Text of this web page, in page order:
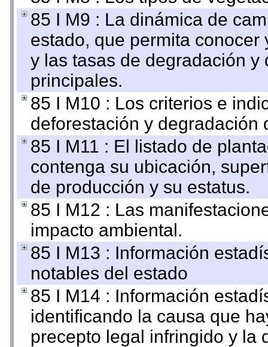
85 I M9 : La dinámica de
estado, que permita
y las tasas de degradación
principales.
85 I M10 : Los criterios e
deforestación y degradación
85 I M11 : El listado de
contenga su ubicación,
de producción y su estatus.
85 I M12 : Las
impacto ambiental.
85 I M13 : Información
notables del estado
85 I M14 : Información
identificando la causa que
precepto legal infringido y la